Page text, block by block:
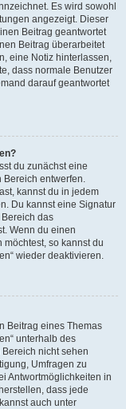
Es wird sowohl
angezeigt. Dieser
Beitrag geantwortet
Beitrag überarbeitet
eine Notiz hinterlassen,
dass normale Benutzer
darauf geantwortet
du zunächst eine
entwerfen.
kannst du in jedem
Du kannst eine Signatur
das
Wenn du einen
so kannst du
wieder deaktivieren.
Beitrag eines Themas
unterhalb des
nicht sehen
Umfragen zu
Antwortmöglichkeiten in
dass jede
auch unter